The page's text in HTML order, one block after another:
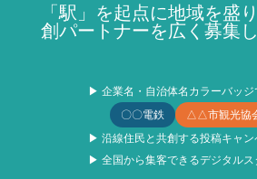
「駅」を起点に地域を盛
創パートナーを広く募集
▶ 企業名・自治体名カラーバッジ
〇〇電鉄
△△市観光協
▶ 沿線住民と共創する投稿キャン
▶ 全国から集客できるデジタルス